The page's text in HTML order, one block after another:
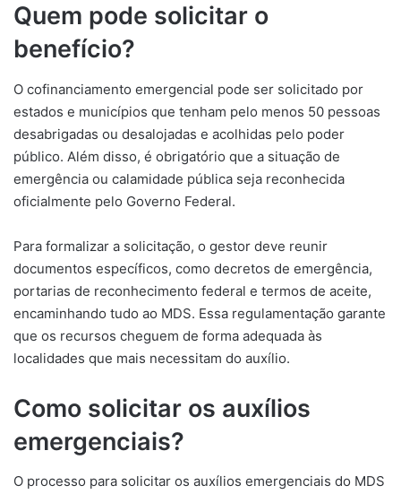
Quem pode solicitar o
benefício?
O cofinanciamento emergencial pode ser solicitado por
estados e municípios que tenham pelo menos 50 pessoas
desabrigadas ou desalojadas e acolhidas pelo poder
público. Além disso, é obrigatório que a situação de
emergência ou calamidade pública seja reconhecida
oficialmente pelo Governo Federal.
Para formalizar a solicitação, o gestor deve reunir
documentos específicos, como decretos de emergência,
portarias de reconhecimento federal e termos de aceite,
encaminhando tudo ao MDS. Essa regulamentação garante
que os recursos cheguem de forma adequada às
localidades que mais necessitam do auxílio.
Como solicitar os auxílios
emergenciais?
O processo para solicitar os auxílios emergenciais do MDS